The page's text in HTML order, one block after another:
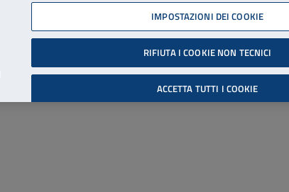
06 45539607
Accessibilità
Cerca
IMPOSTAZIONI DEI COOKIE
RIFIUTA I COOKIE NON TECNICI
ACCETTA TUTTI I COOKIE